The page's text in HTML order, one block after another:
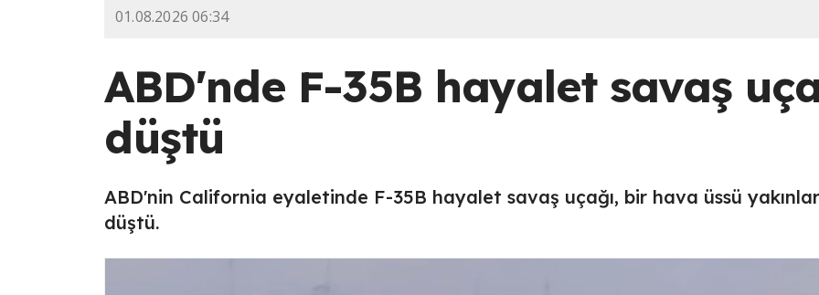
01.08.2026 06:34
ABD'nde F-35B hayalet savaş
düştü
ABD'nin California eyaletinde F-35B hayalet savaş uçağı, bir hava üssü
düştü.